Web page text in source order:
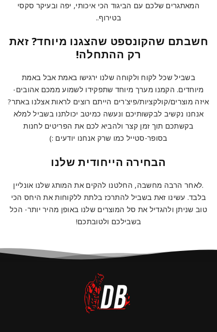
המאתגרים שלכם עם הביגוד הכי איכותי, יפה ובעיקר סקסי
בטירוף..
חשבתם שהקונספט שהצגנו מיוחד? זאת
רק ההתחלה!
בשביל שכל לקוח ולקוחה שלנו ירגישו באמת אבל באמת
מיוחדים. הקמנו מערך מיוחד שתפקידו לשמוע ממכם אהובים-
איזה מוצרים/קולקציות/פיצ'רים הייתם רוצים לראות אצלנו באתר?
אנחנו נקשיב לבקשותיכם ונעשה כמיטב יכולתנו בשביל למלא
בקשתכם תוך זמן קצר ולהביא לכם את הפריטים לחנות
בסופר-סטייל כמו שרק אנחנו יודעים :)
הבחירה הייחודית שלנו
.לאחר הרבה מחשבה, החלטנו להקים את המותג שלנו אונליין
בלבד. עשינו זאת בשביל להתרכז בלתת ללקוחות את היחס הכי
טוב שניתן ולהגדיל את סל המוצרים שלנו באופן מהיר יותר- הכל
בשבילכם ולטובתכם!